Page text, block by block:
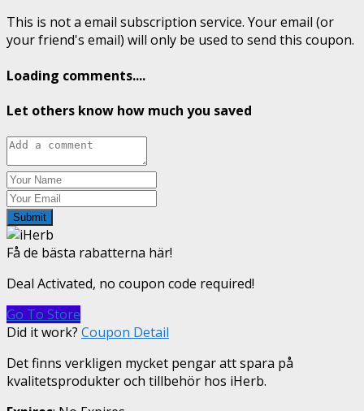
This is not a email subscription service. Your email (or
your friend's email) will only be used to send this coupon.
Loading comments....
Let others know how much you saved
Submit
Få de bästa rabatterna här!
Deal Activated, no coupon code required!
Go To Store
Did it work? Coupon Detail
Det finns verkligen mycket pengar att spara på
kvalitetsprodukter och tillbehör hos iHerb.